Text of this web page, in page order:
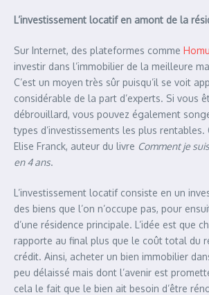
L’investissement locatif en amont de la
Sur Internet, des plateformes comme
investir dans l’immobilier de la meilleure
C’est un moyen très sûr puisqu’il se voit
considérable de la part d’experts. Si vous
débrouillard, vous pouvez également
types d’investissements les plus rentables.
Elise Franck, auteur du livre Comment je
en 4 ans.
L’investissement locatif consiste en un
des biens que l’on n’occupe pas, pour
d’une résidence principale. L’idée est que
rapporte au final plus que le coût total du
crédit. Ainsi, acheter un bien immobilier
peu délaissé mais dont l’avenir est
cela le fait que le bien ait besoin d’être